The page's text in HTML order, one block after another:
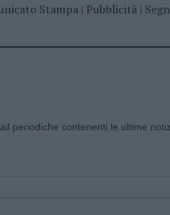
Stampa| Pubblicità|
periodiche contenenti le ultime